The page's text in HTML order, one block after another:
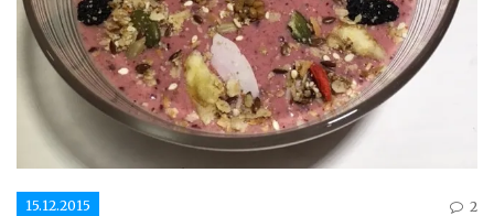
15.12.2015 2